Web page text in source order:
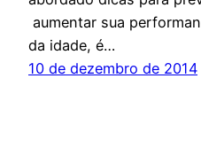
aumentar sua
da idade, é…
10 de dezembro de 2014